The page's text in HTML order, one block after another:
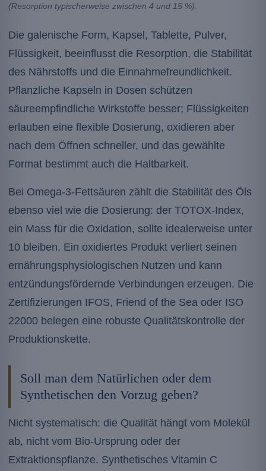
(Resorption typischerweise zwischen 4 und 15 %).
Die galenische Form, Kapsel, Tablette, Pulver,
Flüssigkeit, beeinflusst die Resorption, die Stabilität
des Nährstoffs und die Einnahmefreundlichkeit.
Pflanzliche Kapseln in Dosen schützen
säureempfindliche Wirkstoffe besser; Flüssigkeiten
erlauben eine flexible Dosierung, oxidieren aber
nach dem Öffnen schneller, und das gewählte
Format bestimmt auch die Haltbarkeit.
Bei Omega-3-Fettsäuren zählt die Stabilität des Öls
ebenso viel wie die Dosierung: der TOTOX-Index,
ein Mass für die Oxidation, sollte idealerweise unter
10 bleiben. Ein oxidiertes Produkt verliert seinen
ernährungsphysiologischen Nutzen und kann
entzündungsfördernde Verbindungen erzeugen. Die
Zertifizierungen IFOS, Friend of the Sea oder ISO
22000 belegen eine robuste Qualitätskontrolle der
Produktionskette.
Soll man dem Natürlichen oder dem
Synthetischen den Vorzug geben?
Nicht systematisch: die Qualität hängt vom Molekül
ab, nicht vom Bio-Ursprung oder der
Extraktionspflanze. Synthetisches Vitamin C